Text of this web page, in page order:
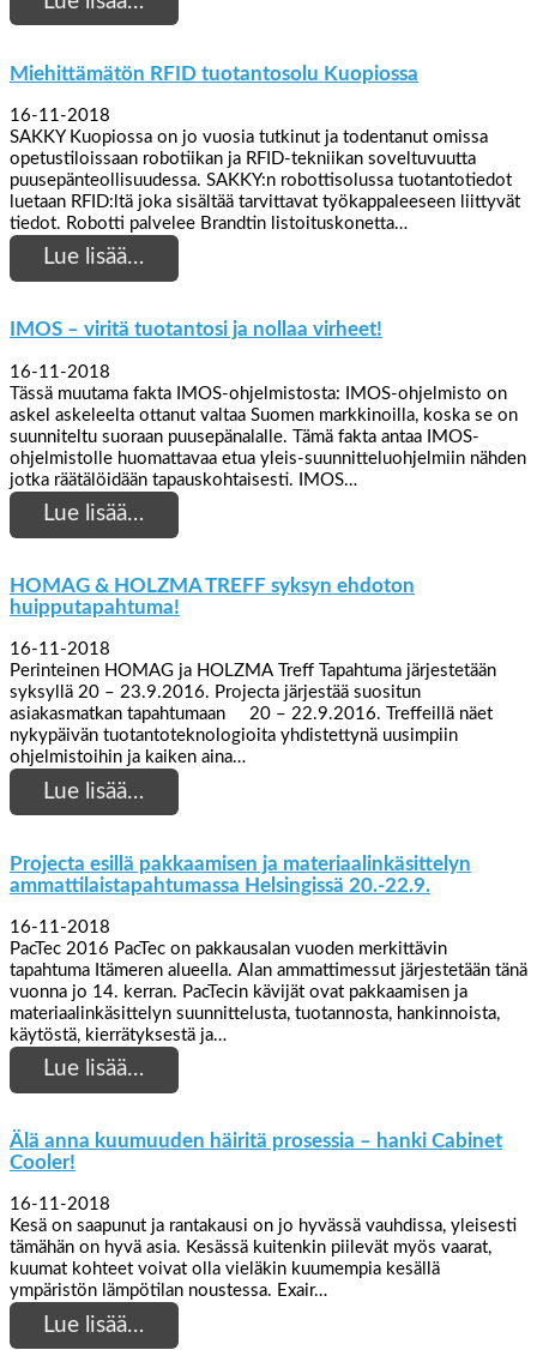
Miehittämätön RFID tuotantosolu Kuopiossa
16-11-2018
SAKKY Kuopiossa on jo vuosia tutkinut ja todentanut omissa
opetustiloissaan robotiikan ja RFID-tekniikan soveltuvuutta
puusepänteollisuudessa. SAKKY:n robottisolussa tuotantotiedot
luetaan RFID:ltä joka sisältää tarvittavat työkappaleeseen liittyvät
tiedot. Robotti palvelee Brandtin listoituskonetta…
Lue lisää…
IMOS – viritä tuotantosi ja nollaa virheet!
16-11-2018
Tässä muutama fakta IMOS-ohjelmistosta: IMOS-ohjelmisto on
askel askeleelta ottanut valtaa Suomen markkinoilla, koska se on
suunniteltu suoraan puusepänalalle. Tämä fakta antaa IMOS-
ohjelmistolle huomattavaa etua yleis-suunnitteluohjelmiin nähden
jotka räätälöidään tapauskohtaisesti. IMOS…
Lue lisää…
HOMAG & HOLZMA TREFF syksyn ehdoton
huipputapahtuma!
16-11-2018
Perinteinen HOMAG ja HOLZMA Treff Tapahtuma järjestetään
syksyllä 20 – 23.9.2016. Projecta järjestää suositun
asiakasmatkan tapahtumaan 20 – 22.9.2016. Treffeillä näet
nykypäivän tuotantoteknologioita yhdistettynä uusimpiin
ohjelmistoihin ja kaiken aina…
Lue lisää…
Projecta esillä pakkaamisen ja materiaalinkäsittelyn
ammattilaistapahtumassa Helsingissä 20.-22.9.
16-11-2018
PacTec 2016 PacTec on pakkausalan vuoden merkittävin
tapahtuma Itämeren alueella. Alan ammattimessut järjestetään tänä
vuonna jo 14. kerran. PacTecin kävijät ovat pakkaamisen ja
materiaalinkäsittelyn suunnittelusta, tuotannosta, hankinnoista,
käytöstä, kierrätyksestä ja…
Lue lisää…
Älä anna kuumuuden häiritä prosessia – hanki Cabinet
Cooler!
16-11-2018
Kesä on saapunut ja rantakausi on jo hyvässä vauhdissa, yleisesti
tämähän on hyvä asia. Kesässä kuitenkin piilevät myös vaarat,
kuumat kohteet voivat olla vieläkin kuumempia kesällä
ympäristön lämpötilan noustessa. Exair…
Lue lisää…